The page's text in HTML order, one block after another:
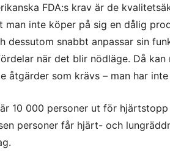
FDA:s krav är de
inte köper på sig en dålig
dessutom snabbt anpassar sin
när det blir nödläge. Då kan
åtgärder som krävs – man har
10 000 personer ut för
personer får hjärt- och